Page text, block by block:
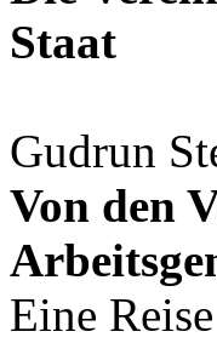
Staat
Gudrun
Von den
Eine